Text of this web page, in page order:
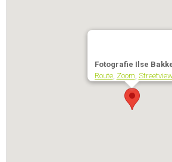
Fotografie Ilse
Route, Zoom, Streetview